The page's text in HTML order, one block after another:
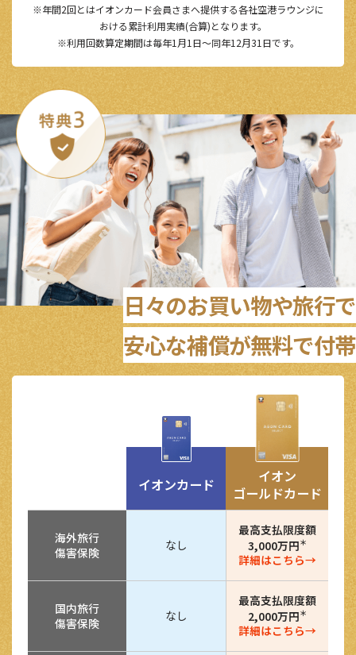
年間2回とはイオンカード会員さまへ提供する各社空港ラウンジに
おける累計利用実績(合算)となります。
利用回数算定期間は毎年1月1日～同年12月31日です。
日々のお買い物や旅行で
安心な補償が無料で付帯
イオンカード
イオン
ゴールドカード
海外旅行
傷害保険
なし
最高支払限度額
3,000万円＊
詳細はこちら→
国内旅行
傷害保険
なし
最高支払限度額
2,000万円＊
詳細はこちら→